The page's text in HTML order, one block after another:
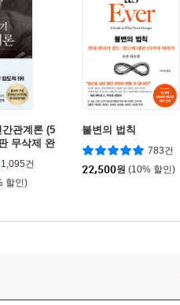
관계론 (5
무삭제 완
1,095건
할인)
불변의 법칙
783건
22,500원 (10% 할인)